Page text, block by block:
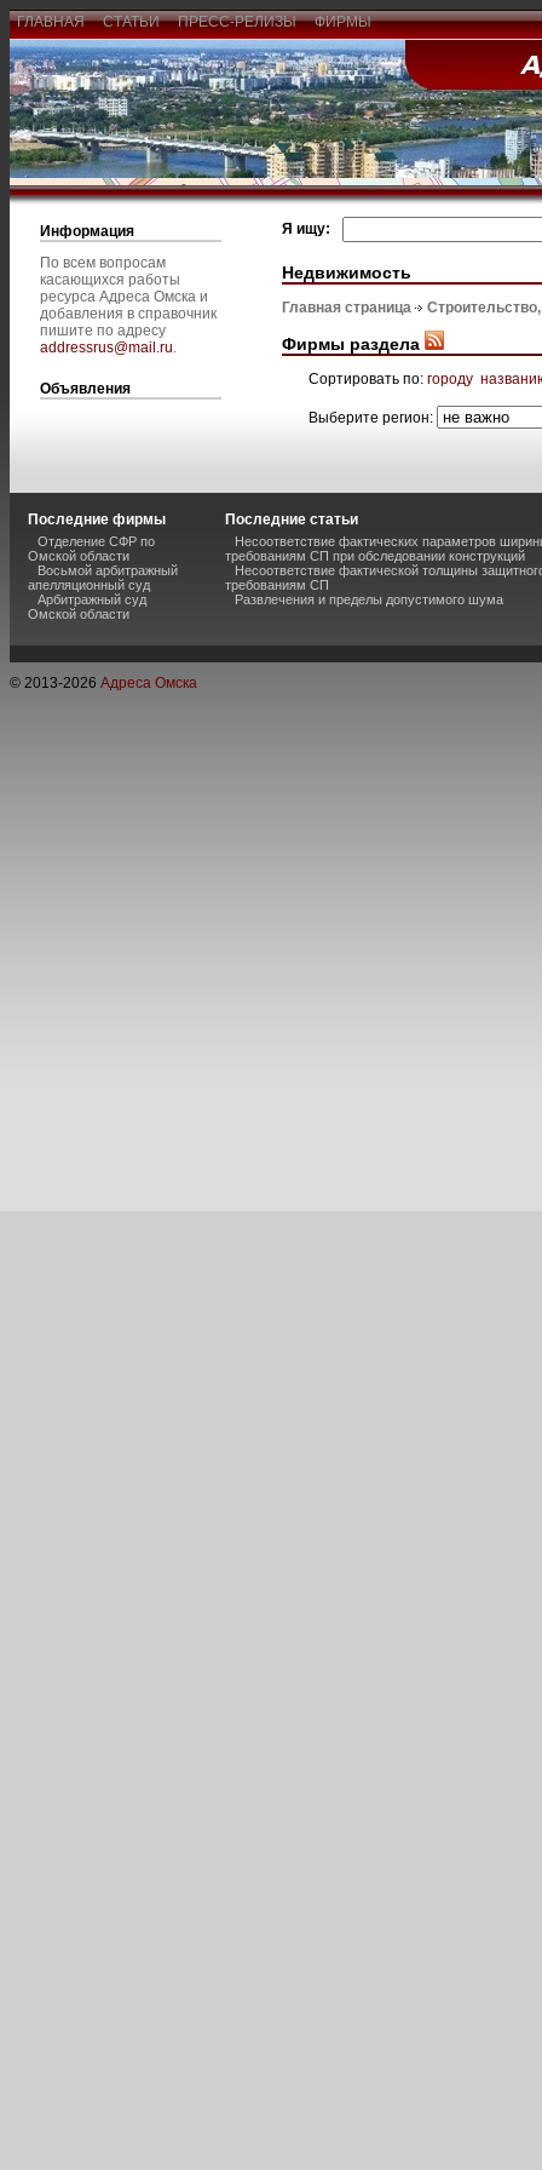
ГЛАВНАЯ СТАТЬИ ПРЕСС-РЕЛИЗЫ ФИРМЫ
Информация
По всем вопросам
касающихся работы
ресурса Адреса Омска и
добавления в справочник
пишите по адресу
addressrus@mail.ru.
Объявления
Я ищу:
Недвижимость
Главная страница
Фирмы раздела
Сортировать по: городу
Выберите регион:
Последние фирмы
Отделение СФР по
Омской области
Восьмой арбитражный
апелляционный суд
Арбитражный суд
Омской области
Последние статьи
Несоответствие фактических параметров
требованиям СП при обследовании конструкций
Несоответствие фактической толщины
требованиям СП
Развлечения и пределы допустимого шума
© 2013-2026 Адреса Омска